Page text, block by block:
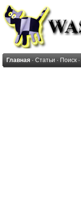
Главная · Статьи · Поиск ·